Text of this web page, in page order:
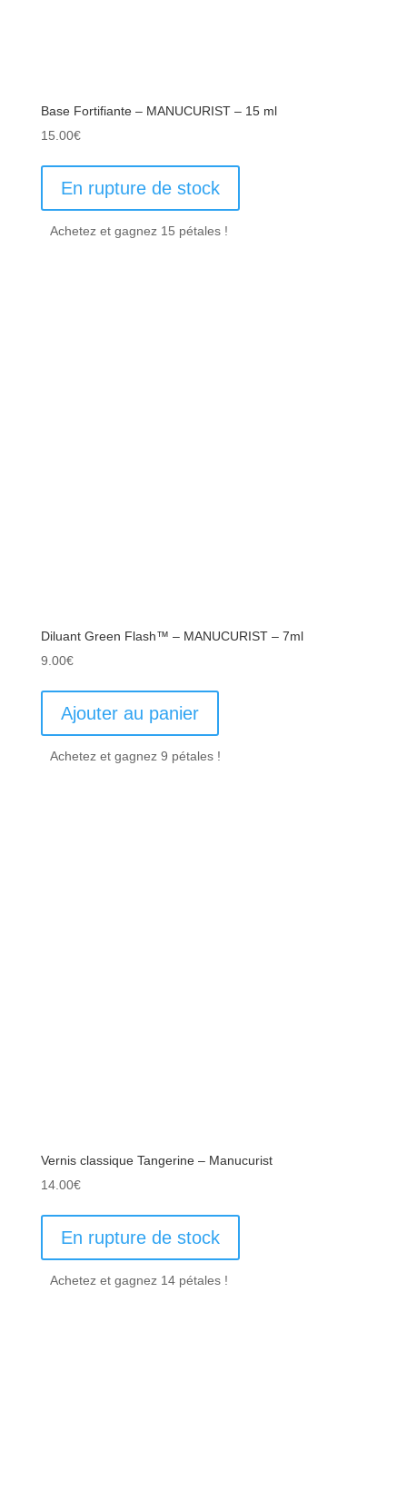
Base Fortifiante – MANUCURIST – 15 ml
15.00€
En rupture de stock
Achetez et gagnez 15 pétales !
Diluant Green Flash™ – MANUCURIST – 7ml
9.00€
Ajouter au panier
Achetez et gagnez 9 pétales !
Vernis classique Tangerine – Manucurist
14.00€
En rupture de stock
Achetez et gagnez 14 pétales !